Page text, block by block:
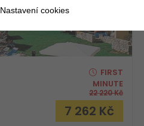
FIRST
MINUTE
22 220Kč
7 262 Kč
Nastavení cookies